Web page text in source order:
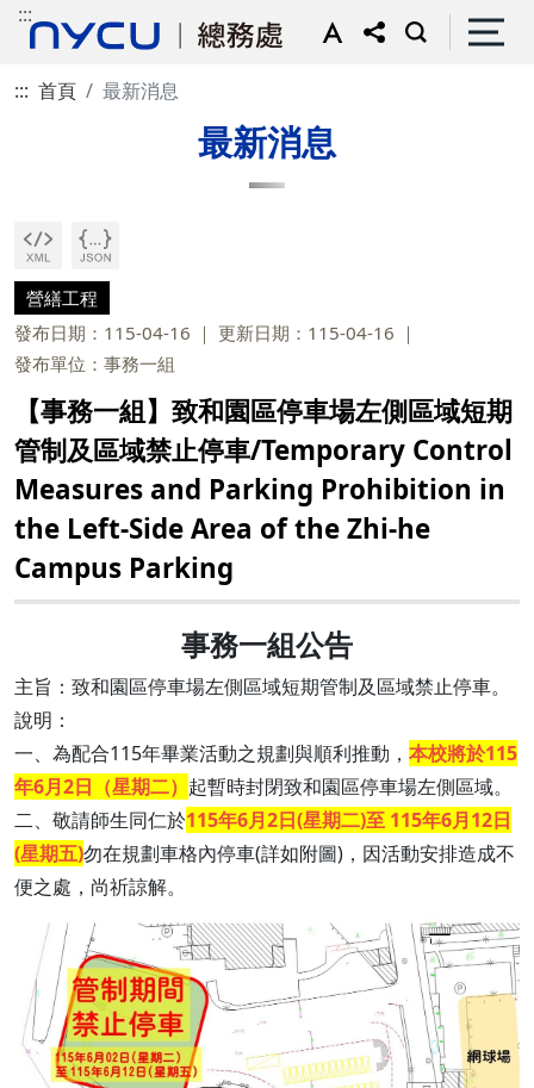
:::
::: 首頁 最新消息
最新消息
營繕工程
發布日期：115-04-16
更新日期：115-04-16
發布單位：事務一組
【事務一組】致和園區停車場左側區域短期
管制及區域禁止停車/Temporary Control
Measures and Parking Prohibition in
the Left-Side Area of the Zhi-he
Campus Parking
事務一組公告
主旨：致和園區停車場左側區域短期管制及區域禁止停車。
說明：
一、為配合115年畢業活動之規劃與順利推動， 本校將於115
年6月2日（星期二） 起暫時封閉致和園區停車場左側區域。
二、敬請師生同仁於115年6月2日(星期二)至 115年6月12日
(星期五)勿在規劃車格內停車(詳如附圖)，因活動安排造成不
便之處，尚祈諒解。